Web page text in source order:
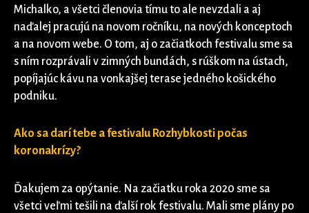
Michalko, a všetci členovia tímu to ale nevzdali a aj
naďalej pracujú na novom ročníku, na nových konceptoch
a na novom webe. O tom, aj o začiatkoch festivalu sme sa
s ním rozprávali v zimných bundách, s rúškom na ústach,
popíjajúc kávu na vonkajšej terase jedného košického
podniku.
Ako sa darí tebe a festivalu Rozhybkosti počas
koronakrízy?
Ďakujem za opýtanie. Na začiatku roka 2020 sme sa
všetci veľmi tešili na ďalší rok festivalu. Mali sme plány po